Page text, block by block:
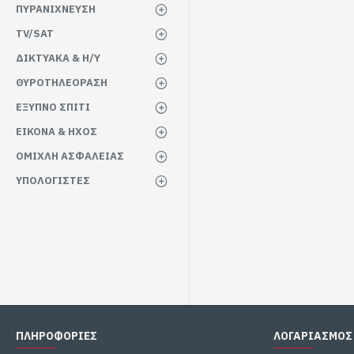
ΠΥΡΑΝΙΧΝΕΥΣΗ
TV/SAT
ΔΙΚΤΥΑΚΑ & Η/Υ
ΘΥΡΟΤΗΛΕΟΡΑΣΗ
ΕΞΥΠΝΟ ΣΠΙΤΙ
ΕΙΚΟΝΑ & ΗΧΟΣ
ΟΜΙΧΛΗ ΑΣΦΑΛΕΙΑΣ
ΥΠΟΛΟΓΙΣΤΕΣ
ΠΛΗΡΟΦΟΡΙΕΣ ΛΟΓΑΡΙΑΣΜΟΣ